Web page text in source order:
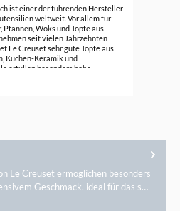
ist einer der führenden Hersteller
weltweit. Vor allem für
Woks und Töpfe aus
seit vielen Jahrzehnten
Le Creuset sehr gute Töpfe aus
Küchen-Keramik und
erfüllen besonders hohe
Le Creuset ermöglichen besonders
Geschmack. ideal für das s…